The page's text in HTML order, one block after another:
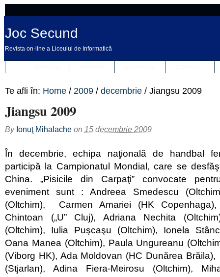
Joc Secund
Revista on-line a Liceului de Informatică
Te afli în: Home / 2009 / decembrie / Jiangsu 2009
Jiangsu 2009
By Ionuţ Mihalache on 15 decembrie 2009
În decembrie, echipa naţională de handbal
participă la Campionatul Mondial, care se
China. „Pisicile din Carpaţi” convocate
eveniment sunt : Andreea Smedescu
(Oltchim), Carmen Amariei (HK
Chintoan („U” Cluj), Adriana Nechita
(Oltchim), Iulia Puşcaşu (Oltchim), Ionela
Oana Manea (Oltchim), Paula Ungureanu
(Viborg HK), Ada Moldovan (HC Dunărea
(Stjarlan), Adina Fiera-Meirosu (Oltchim),